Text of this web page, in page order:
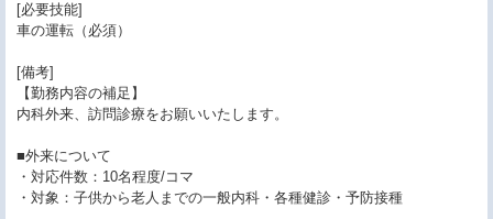
[必要技能]
車の運転（必須）
[備考]
【勤務内容の補足】
内科外来、訪問診療をお願いいたします。
■外来について
・対応件数：10名程度/コマ
・対象：子供から老人までの一般内科・各種健診・予防接種